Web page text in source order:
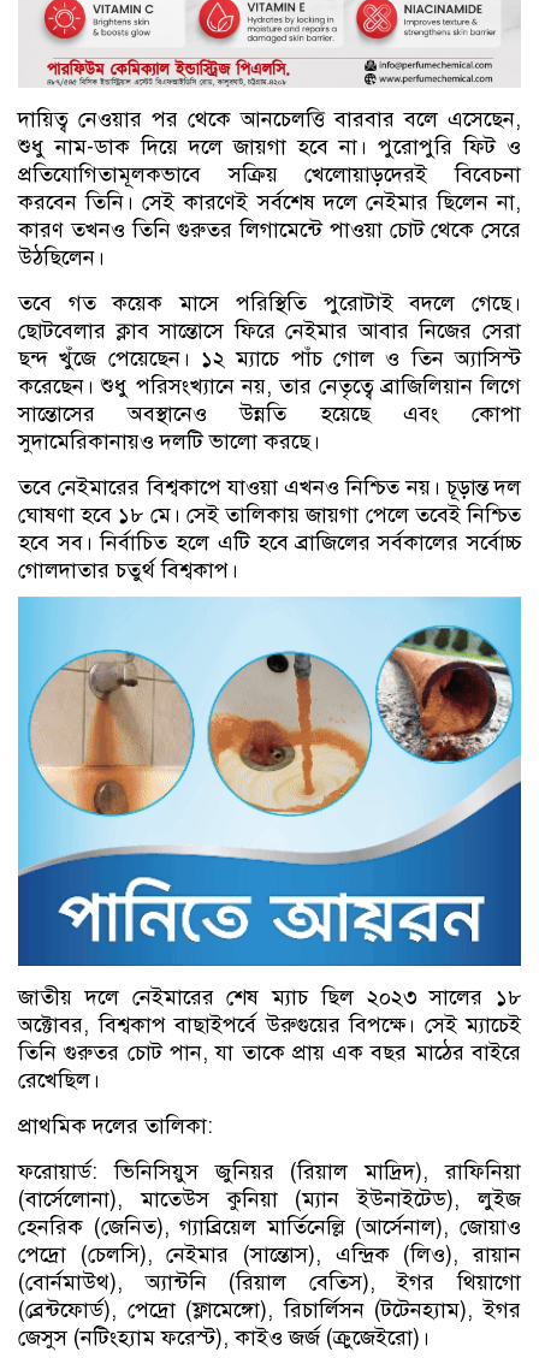
দায়িত্ব নেওয়ার পর থেকে আনচেলত্তি বারবার বলে এসেছেন,
শুধু নাম-ডাক দিয়ে দলে জায়গা হবে না। পুরোপুরি ফিট ও
প্রতিযোগিতামূলকভাবে সক্রিয় খেলোয়াড়দেরই বিবেচনা
করবেন তিনি। সেই কারণেই সর্বশেষ দলে নেইমার ছিলেন না,
কারণ তখনও তিনি গুরুতর লিগামেন্টে পাওয়া চোট থেকে সেরে
উঠছিলেন।
তবে গত কয়েক মাসে পরিস্থিতি পুরোটাই বদলে গেছে।
ছোটবেলার ক্লাব সান্তোসে ফিরে নেইমার আবার নিজের সেরা
ছন্দ খুঁজে পেয়েছেন। ১২ ম্যাচে পাঁচ গোল ও তিন অ্যাসিস্ট
করেছেন। শুধু পরিসংখ্যানে নয়, তার নেতৃত্বে ব্রাজিলিয়ান লিগে
সান্তোসের অবস্থানেও উন্নতি হয়েছে এবং কোপা
সুদামেরিকানায়ও দলটি ভালো করছে।
তবে নেইমারের বিশ্বকাপে যাওয়া এখনও নিশ্চিত নয়। চূড়ান্ত দল
ঘোষণা হবে ১৮ মে। সেই তালিকায় জায়গা পেলে তবেই নিশ্চিত
হবে সব। নির্বাচিত হলে এটি হবে ব্রাজিলের সর্বকালের সর্বোচ্চ
গোলদাতার চতুর্থ বিশ্বকাপ।
জাতীয় দলে নেইমারের শেষ ম্যাচ ছিল ২০২৩ সালের ১৮
অক্টোবর, বিশ্বকাপ বাছাইপর্বে উরুগুয়ের বিপক্ষে। সেই ম্যাচেই
তিনি গুরুতর চোট পান, যা তাকে প্রায় এক বছর মাঠের বাইরে
রেখেছিল।
প্রাথমিক দলের তালিকা:
ফরোয়ার্ড: ভিনিসিয়ুস জুনিয়র (রিয়াল মাদ্রিদ), রাফিনিয়া
(বার্সেলোনা), মাতেউস কুনিয়া (ম্যান ইউনাইটেড), লুইজ
হেনরিক (জেনিত), গ্যাব্রিয়েল মার্তিনেল্লি (আর্সেনাল), জোয়াও
পেদ্রো (চেলসি), নেইমার (সান্তোস), এন্দ্রিক (লিও), রায়ান
(বোর্নমাউথ), অ্যান্টনি (রিয়াল বেতিস), ইগর থিয়াগো
(ব্রেন্টফোর্ড), পেদ্রো (ফ্লামেঙ্গো), রিচার্লিসন (টটেনহ্যাম), ইগর
জেসুস (নটিংহ্যাম ফরেস্ট), কাইও জর্জ (ক্রুজেইরো)।